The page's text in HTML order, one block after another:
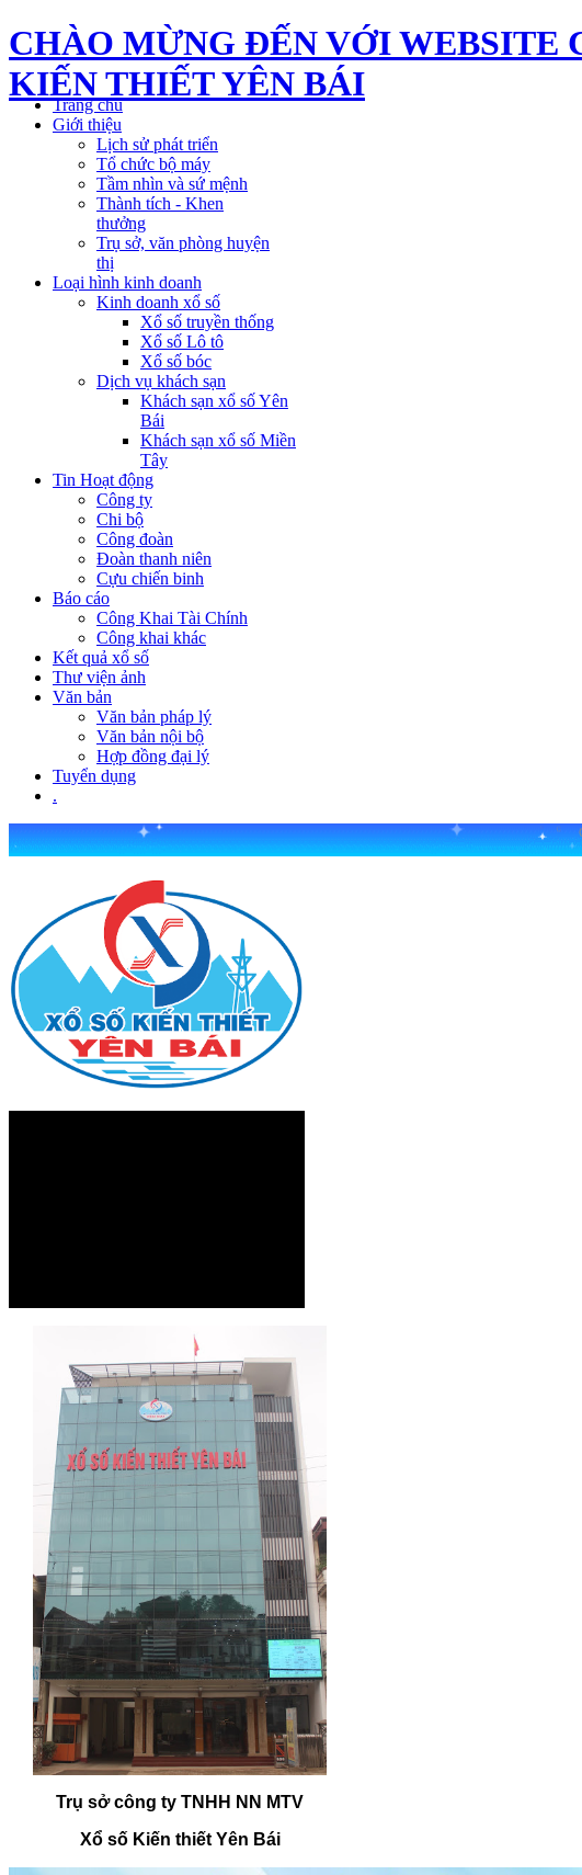
CHÀO MỪNG ĐẾN VỚI WEBSITE
KIẾN THIẾT YÊN BÁI
Trang chủ
Giới thiệu
Lịch sử phát triển
Tổ chức bộ máy
Tầm nhìn và sứ mệnh
Thành tích - Khen
thưởng
Trụ sở, văn phòng huyện
thị
Loại hình kinh doanh
Kinh doanh xổ số
Xổ số truyền thống
Xổ số Lô tô
Xổ số bóc
Dịch vụ khách sạn
Khách sạn xổ số Yên
Bái
Khách sạn xổ số Miền
Tây
Tin Hoạt động
Công ty
Chi bộ
Công đoàn
Đoàn thanh niên
Cựu chiến binh
Báo cáo
Công Khai Tài Chính
Công khai khác
Kết quả xổ số
Thư viện ảnh
Văn bản
Văn bản pháp lý
Văn bản nội bộ
Hợp đồng đại lý
Tuyển dụng
.
Trụ sở công ty TNHH NN MTV
Xổ số Kiến thiết Yên Bái